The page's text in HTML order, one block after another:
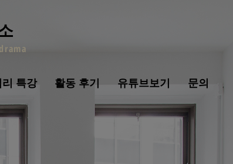
리 특강 활동 후기 유튜브보기 문의